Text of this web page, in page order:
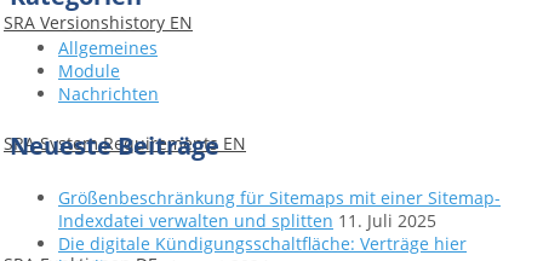
SRA Versionshistory EN
SRA System Requirements EN
Allgemeines
Module
Nachrichten
Neueste Beiträge
Größenbeschränkung für Sitemaps mit einer Sitemap-
Indexdatei verwalten und splitten 11. Juli 2025
Die digitale Kündigungsschaltfläche: Verträge hier